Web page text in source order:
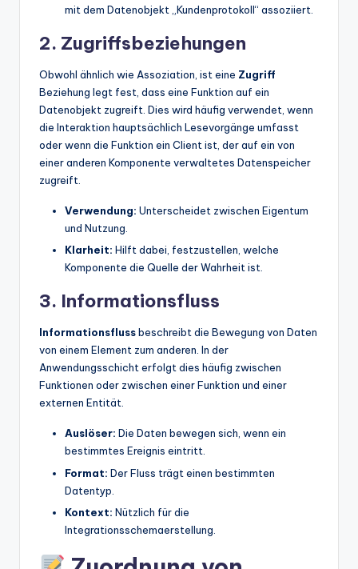
mit dem Datenobjekt „Kundenprotokoll“ assoziiert.
2. Zugriffsbeziehungen
Obwohl ähnlich wie Assoziation, ist eine Zugriff
Beziehung legt fest, dass eine Funktion auf ein
Datenobjekt zugreift. Dies wird häufig verwendet, wenn
die Interaktion hauptsächlich Lesevorgänge umfasst
oder wenn die Funktion ein Client ist, der auf ein von
einer anderen Komponente verwaltetes Datenspeicher
zugreift.
Verwendung: Unterscheidet zwischen Eigentum
und Nutzung.
Klarheit: Hilft dabei, festzustellen, welche
Komponente die Quelle der Wahrheit ist.
3. Informationsfluss
Informationsflussbeschreibt die Bewegung von Daten
von einem Element zum anderen. In der
Anwendungsschicht erfolgt dies häufig zwischen
Funktionen oder zwischen einer Funktion und einer
externen Entität.
Auslöser: Die Daten bewegen sich, wenn ein
bestimmtes Ereignis eintritt.
Format: Der Fluss trägt einen bestimmten
Datentyp.
Kontext: Nützlich für die
Integrationsschemaerstellung.